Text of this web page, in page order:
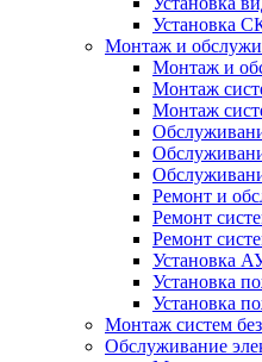
Установка
Монтаж и
Монтаж и
Монтаж
Монтаж
Ремонт и
Ремонт
Ремонт
Установка
Установка
Установка
Монтаж систем
Обслуживание